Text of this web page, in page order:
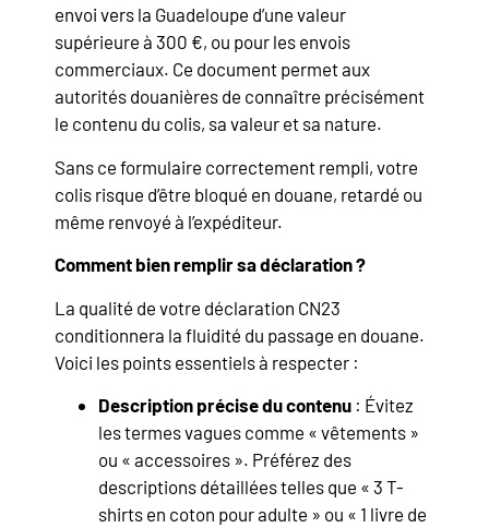
envoi vers la Guadeloupe d’une valeur
supérieure à 300 €, ou pour les envois
commerciaux. Ce document permet aux
autorités douanières de connaître précisément
le contenu du colis, sa valeur et sa nature.
Sans ce formulaire correctement rempli, votre
colis risque d’être bloqué en douane, retardé ou
même renvoyé à l’expéditeur.
Comment bien remplir sa déclaration ?
La qualité de votre déclaration CN23
conditionnera la fluidité du passage en douane.
Voici les points essentiels à respecter :
Description précise du contenu : Évitez
les termes vagues comme « vêtements »
ou « accessoires ». Préférez des
descriptions détaillées telles que « 3 T-
shirts en coton pour adulte » ou « 1 livre de